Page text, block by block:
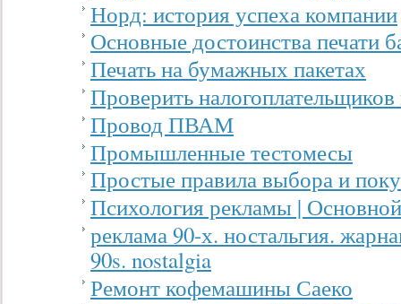
Норд: история успеха компании
Основные достоинства печати
Печать на бумажных пакетах
Проверить
Провод ПВАМ
Промышленные тестомесы
Простые правила выбора и
Психология рекламы |
реклама 90-х. ностальгия.
90s. nostalgia
Ремонт кофемашины Саеко